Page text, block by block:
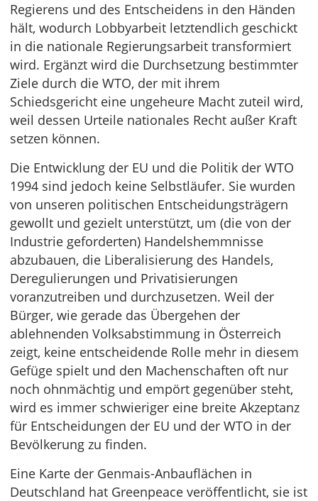
Regierens und des Entscheidens in den Händen
hält, wodurch Lobbyarbeit letztendlich geschickt
in die nationale Regierungsarbeit transformiert
wird. Ergänzt wird die Durchsetzung bestimmter
Ziele durch die WTO, der mit ihrem
Schiedsgericht eine ungeheure Macht zuteil wird,
weil dessen Urteile nationales Recht außer Kraft
setzen können.
Die Entwicklung der EU und die Politik der WTO
1994 sind jedoch keine Selbstläufer. Sie wurden
von unseren politischen Entscheidungsträgern
gewollt und gezielt unterstützt, um (die von der
Industrie geforderten) Handelshemmnisse
abzubauen, die Liberalisierung des Handels,
Deregulierungen und Privatisierungen
voranzutreiben und durchzusetzen. Weil der
Bürger, wie gerade das Übergehen der
ablehnenden Volksabstimmung in Österreich
zeigt, keine entscheidende Rolle mehr in diesem
Gefüge spielt und den Machenschaften oft nur
noch ohnmächtig und empört gegenüber steht,
wird es immer schwieriger eine breite Akzeptanz
für Entscheidungen der EU und der WTO in der
Bevölkerung zu finden.
Eine Karte der Genmais-Anbauflächen in
Deutschland hat Greenpeace veröffentlicht, sie ist